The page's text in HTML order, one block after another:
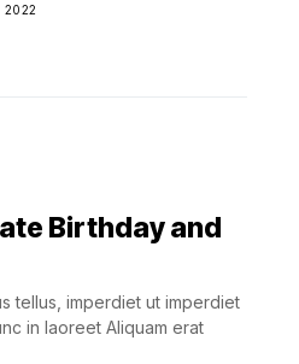
2022
Birthday and
tellus, imperdiet ut imperdiet
in laoreet Aliquam erat